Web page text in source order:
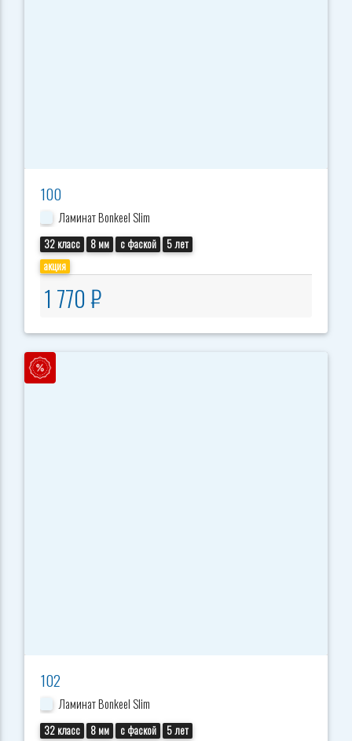
100
Ламинат Bonkeel Slim
32 класс 8 мм с фаской
5 лет
акция
1 770 ₽
102
Ламинат Bonkeel Slim
32 класс 8 мм с фаской
5 лет